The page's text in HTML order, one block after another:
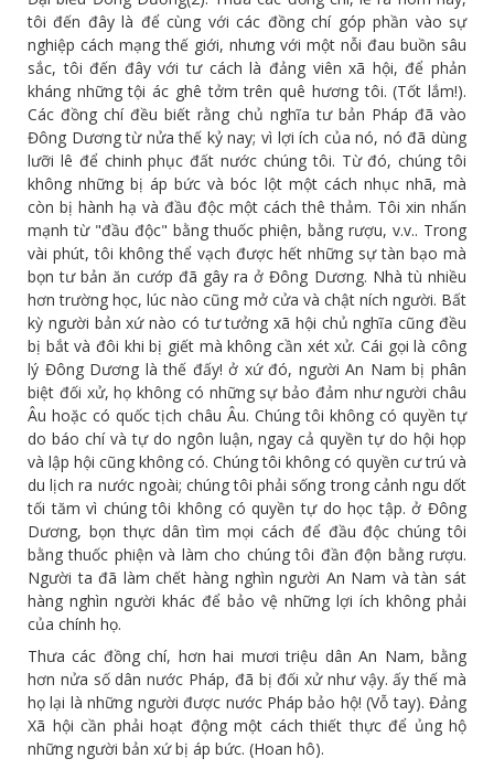
tôi đến đây là để cùng với các đồng chí góp phần vào sự
nghiệp cách mạng thế giới, nhưng với một nỗi đau buồn sâu
sắc, tôi đến đây với tư cách là đảng viên xã hội, để phản
kháng những tội ác ghê tởm trên quê hương tôi. (Tốt lắm!).
Các đồng chí đều biết rằng chủ nghĩa tư bản Pháp đã vào
Đông Dương từ nửa thế kỷ nay; vì lợi ích của nó, nó đã dùng
lưỡi lê để chinh phục đất nước chúng tôi. Từ đó, chúng tôi
không những bị áp bức và bóc lột một cách nhục nhã, mà
còn bị hành hạ và đầu độc một cách thê thảm. Tôi xin nhấn
mạnh từ "đầu độc" bằng thuốc phiện, bằng rượu, v.v.. Trong
vài phút, tôi không thể vạch được hết những sự tàn bạo mà
bọn tư bản ăn cướp đã gây ra ở Đông Dương. Nhà tù nhiều
hơn trường học, lúc nào cũng mở cửa và chật ních người. Bất
kỳ người bản xứ nào có tư tưởng xã hội chủ nghĩa cũng đều
bị bắt và đôi khi bị giết mà không cần xét xử. Cái gọi là công
lý Đông Dương là thế đấy! ở xứ đó, người An Nam bị phân
biệt đối xử, họ không có những sự bảo đảm như người châu
Âu hoặc có quốc tịch châu Âu. Chúng tôi không có quyền tự
do báo chí và tự do ngôn luận, ngay cả quyền tự do hội họp
và lập hội cũng không có. Chúng tôi không có quyền cư trú và
du lịch ra nước ngoài; chúng tôi phải sống trong cảnh ngu dốt
tối tăm vì chúng tôi không có quyền tự do học tập. ở Đông
Dương, bọn thực dân tìm mọi cách để đầu độc chúng tôi
bằng thuốc phiện và làm cho chúng tôi đần độn bằng rượu.
Người ta đã làm chết hàng nghìn người An Nam và tàn sát
hàng nghìn người khác để bảo vệ những lợi ích không phải
của chính họ.
Thưa các đồng chí, hơn hai mươi triệu dân An Nam, bằng
hơn nửa số dân nước Pháp, đã bị đối xử như vậy. ấy thế mà
họ lại là những người được nước Pháp bảo hộ! (Vỗ tay). Đảng
Xã hội cần phải hoạt động một cách thiết thực để ủng hộ
những người bản xứ bị áp bức. (Hoan hô).